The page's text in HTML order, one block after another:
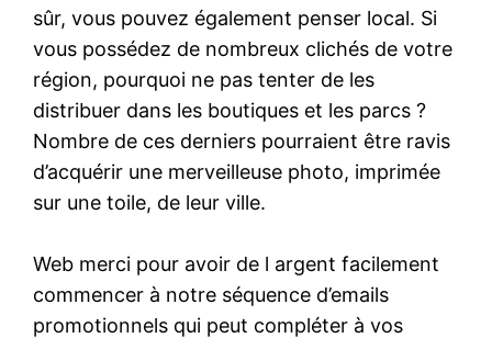
sûr, vous pouvez également penser local. Si
vous possédez de nombreux clichés de votre
région, pourquoi ne pas tenter de les
distribuer dans les boutiques et les parcs ?
Nombre de ces derniers pourraient être ravis
d’acquérir une merveilleuse photo, imprimée
sur une toile, de leur ville.
Web merci pour avoir de l argent facilement
commencer à notre séquence d’emails
promotionnels qui peut compléter à vos